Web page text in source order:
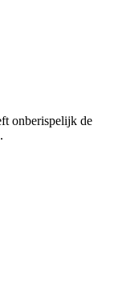
onberispelijk de